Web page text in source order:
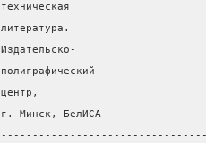
техническая
литература.
Издательско-
полиграфический
центр,
г. Минск, БелИСА